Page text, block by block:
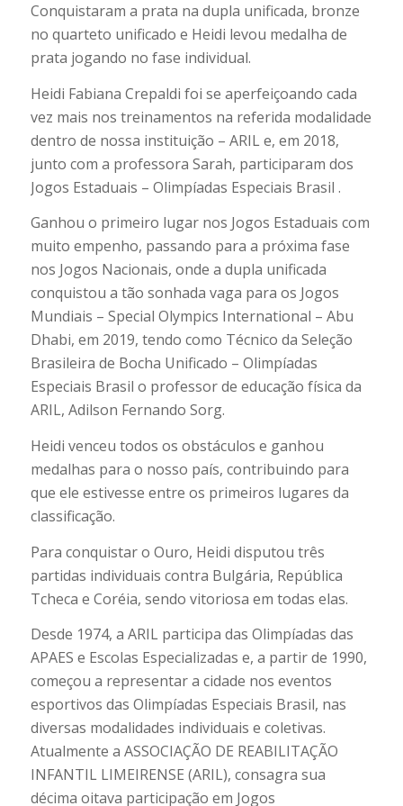
Conquistaram a prata na dupla unificada, bronze
no quarteto unificado e Heidi levou medalha de
prata jogando no fase individual.
Heidi Fabiana Crepaldi foi se aperfeiçoando cada
vez mais nos treinamentos na referida modalidade
dentro de nossa instituição – ARIL e, em 2018,
junto com a professora Sarah, participaram dos
Jogos Estaduais – Olimpíadas Especiais Brasil .
Ganhou o primeiro lugar nos Jogos Estaduais com
muito empenho, passando para a próxima fase
nos Jogos Nacionais, onde a dupla unificada
conquistou a tão sonhada vaga para os Jogos
Mundiais – Special Olympics International – Abu
Dhabi, em 2019, tendo como Técnico da Seleção
Brasileira de Bocha Unificado – Olimpíadas
Especiais Brasil o professor de educação física da
ARIL, Adilson Fernando Sorg.
Heidi venceu todos os obstáculos e ganhou
medalhas para o nosso país, contribuindo para
que ele estivesse entre os primeiros lugares da
classificação.
Para conquistar o Ouro, Heidi disputou três
partidas individuais contra Bulgária, República
Tcheca e Coréia, sendo vitoriosa em todas elas.
Desde 1974, a ARIL participa das Olimpíadas das
APAES e Escolas Especializadas e, a partir de 1990,
começou a representar a cidade nos eventos
esportivos das Olimpíadas Especiais Brasil, nas
diversas modalidades individuais e coletivas.
Atualmente a ASSOCIAÇÃO DE REABILITAÇÃO
INFANTIL LIMEIRENSE (ARIL), consagra sua
décima oitava participação em Jogos